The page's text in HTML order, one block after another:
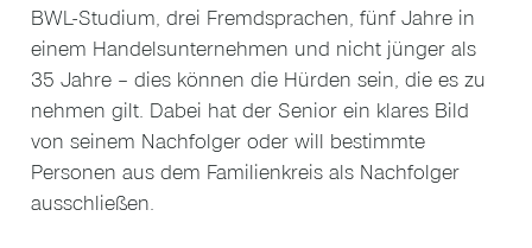
BWL-Studium, drei Fremdsprachen, fünf Jahre in
einem Handelsunternehmen und nicht jünger als
35 Jahre – dies können die Hürden sein, die es zu
nehmen gilt. Dabei hat der Senior ein klares Bild
von seinem Nachfolger oder will bestimmte
Personen aus dem Familienkreis als Nachfolger
ausschließen.